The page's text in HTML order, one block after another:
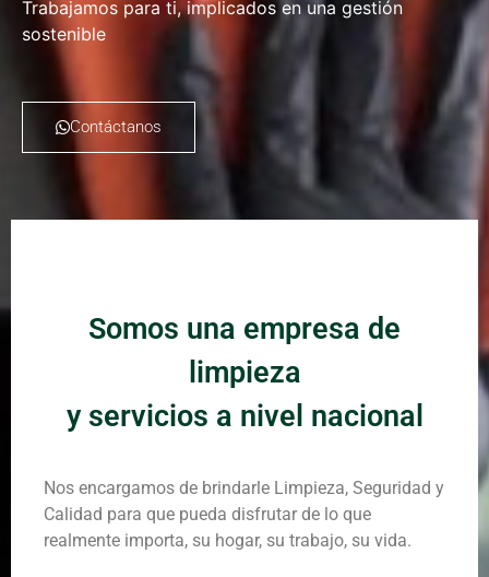
Trabajamos para ti, implicados en una gestión
sostenible
Contáctanos
Somos una empresa de
limpieza
y servicios a nivel nacional
Nos encargamos de brindarle Limpieza, Seguridad y
Calidad para que pueda disfrutar de lo que
realmente importa, su hogar, su trabajo, su vida.